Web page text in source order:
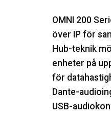
OMNI 200
över IP för
Hub-teknik
enheter på
för
Dante-
USB-